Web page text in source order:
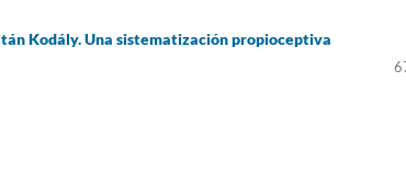
Kodály. Una sistematización propioceptiva